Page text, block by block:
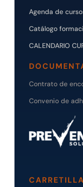
Agenda de
Catálogo
CALENDARIO
Contrato de
Convenio de